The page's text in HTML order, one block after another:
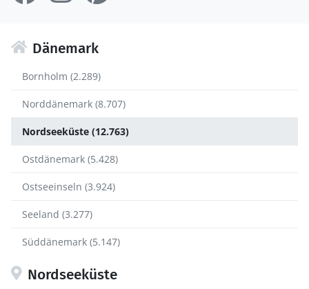
Dänemark
Bornholm (2.289)
Norddänemark (8.707)
Nordseeküste (12.763)
Ostdänemark (5.428)
Ostseeinseln (3.924)
Seeland (3.277)
Süddänemark (5.147)
Nordseeküste